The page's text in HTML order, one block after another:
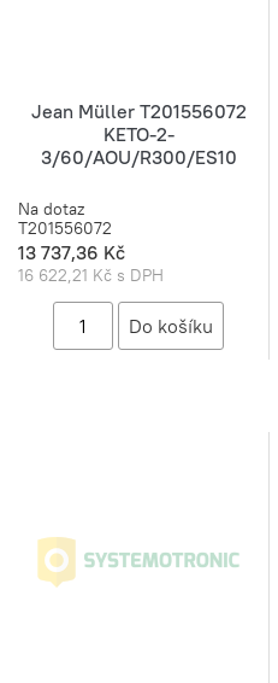
Jean Müller T201556072
KETO-2-
3/60/AOU/R300/ES10
Na dotaz
T201556072
13 737,36 Kč
16 622,21 Kč s DPH